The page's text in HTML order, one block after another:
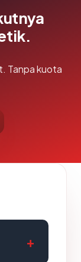
Tanpa kuota